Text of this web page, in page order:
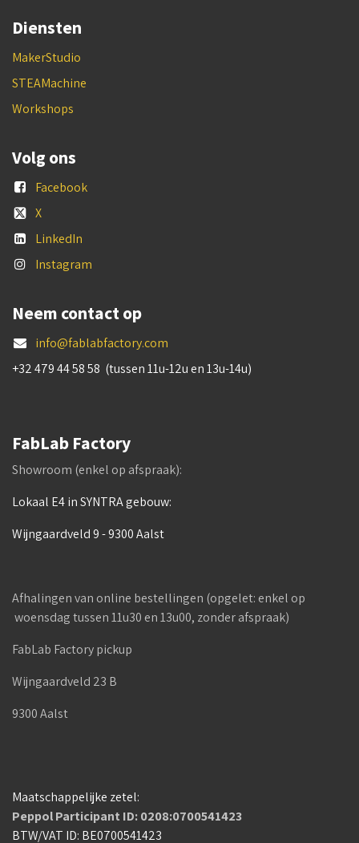
Diensten
MakerStudio
STEAMachine
Workshops
Volg ons
Facebook
X
LinkedIn
Instagram
Neem contact op
info@fablabfactory.com
+32 479 44 58 58 (tussen 11u-12u en 13u-14u)
FabLab Factory
Showroom (enkel op afspraak):
Lokaal E4 in SYNTRA gebouw:
Wijngaardveld 9 - 9300 Aalst
Afhalingen van online bestellingen (opgelet: enkel op
woensdag tussen 11u30 en 13u00, zonder afspraak)
FabLab Factory pickup
Wijngaardveld 23 B
9300 Aalst
Maatschappelijke zetel:
Peppol Participant ID: 0208:0700541423
BTW/VAT ID: BE0700541423